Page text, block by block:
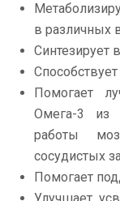
в различных
Синтезирует
Помогает
Омега-3 из
работы
сосудистых
Помогает